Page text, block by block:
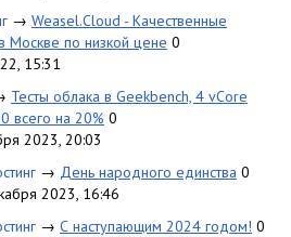
→ Weasel.Cloud - Качественные
Москве по низкой цене 0
15:31
Тесты облака в Geekbench, 4 vCore
всего на 20% 0
2023, 20:03
→ День народного единства 0
2023, 16:46
→ С наступающим 2024 годом! 0